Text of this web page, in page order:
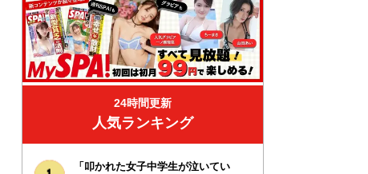
24時間更新
人気ランキング
「叩かれた女子中学生が泣いてい